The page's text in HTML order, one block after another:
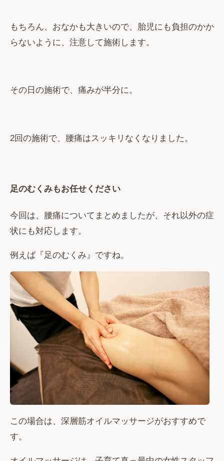
もちろん、おなかも大きいので、胎児にも負担のかか
らないように、注意して施術します。
その日の施術で、痛みが半分に。
2回の施術で、腰痛はスッキリなくなりました。
足のむくみもお任せください
今回は、腰痛についてまとめましたが、それ以外の症
状にも対応します。
例えば『足のむくみ』ですね。
この場合は、深層筋オイルマッサージがおすすめで
す。